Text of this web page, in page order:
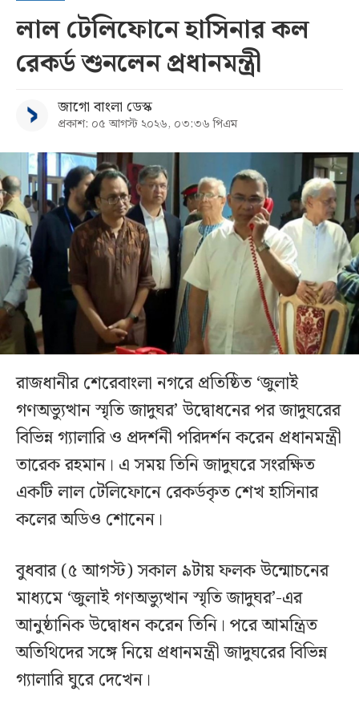
লাল টেলিফোনে হাসিনার কল
রেকর্ড শুনলেন প্রধানমন্ত্রী
জাগো বাংলা ডেস্ক
প্রকাশ: ০৫ আগস্ট ২০২৬, ০৩:৩৬ পিএম
রাজধানীর শেরেবাংলা নগরে প্রতিষ্ঠিত ‘জুলাই
গণঅভ্যুত্থান স্মৃতি জাদুঘর’ উদ্বোধনের পর জাদুঘরের
বিভিন্ন গ্যালারি ও প্রদর্শনী পরিদর্শন করেন প্রধানমন্ত্রী
তারেক রহমান। এ সময় তিনি জাদুঘরে সংরক্ষিত
একটি লাল টেলিফোনে রেকর্ডকৃত শেখ হাসিনার
কলের অডিও শোনেন।
বুধবার (৫ আগস্ট) সকাল ৯টায় ফলক উন্মোচনের
মাধ্যমে ‘জুলাই গণঅভ্যুত্থান স্মৃতি জাদুঘর’-এর
আনুষ্ঠানিক উদ্বোধন করেন তিনি। পরে আমন্ত্রিত
অতিথিদের সঙ্গে নিয়ে প্রধানমন্ত্রী জাদুঘরের বিভিন্ন
গ্যালারি ঘুরে দেখেন।